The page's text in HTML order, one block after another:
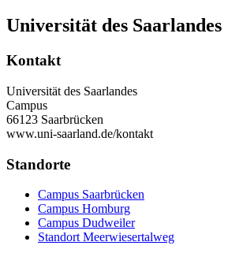
Universität des Saarlandes
Kontakt
Universität des Saarlandes
Campus
66123 Saarbrücken
www.uni-saarland.de/kontakt
Standorte
Campus Saarbrücken
Campus Homburg
Campus Dudweiler
Standort Meerwiesertalweg